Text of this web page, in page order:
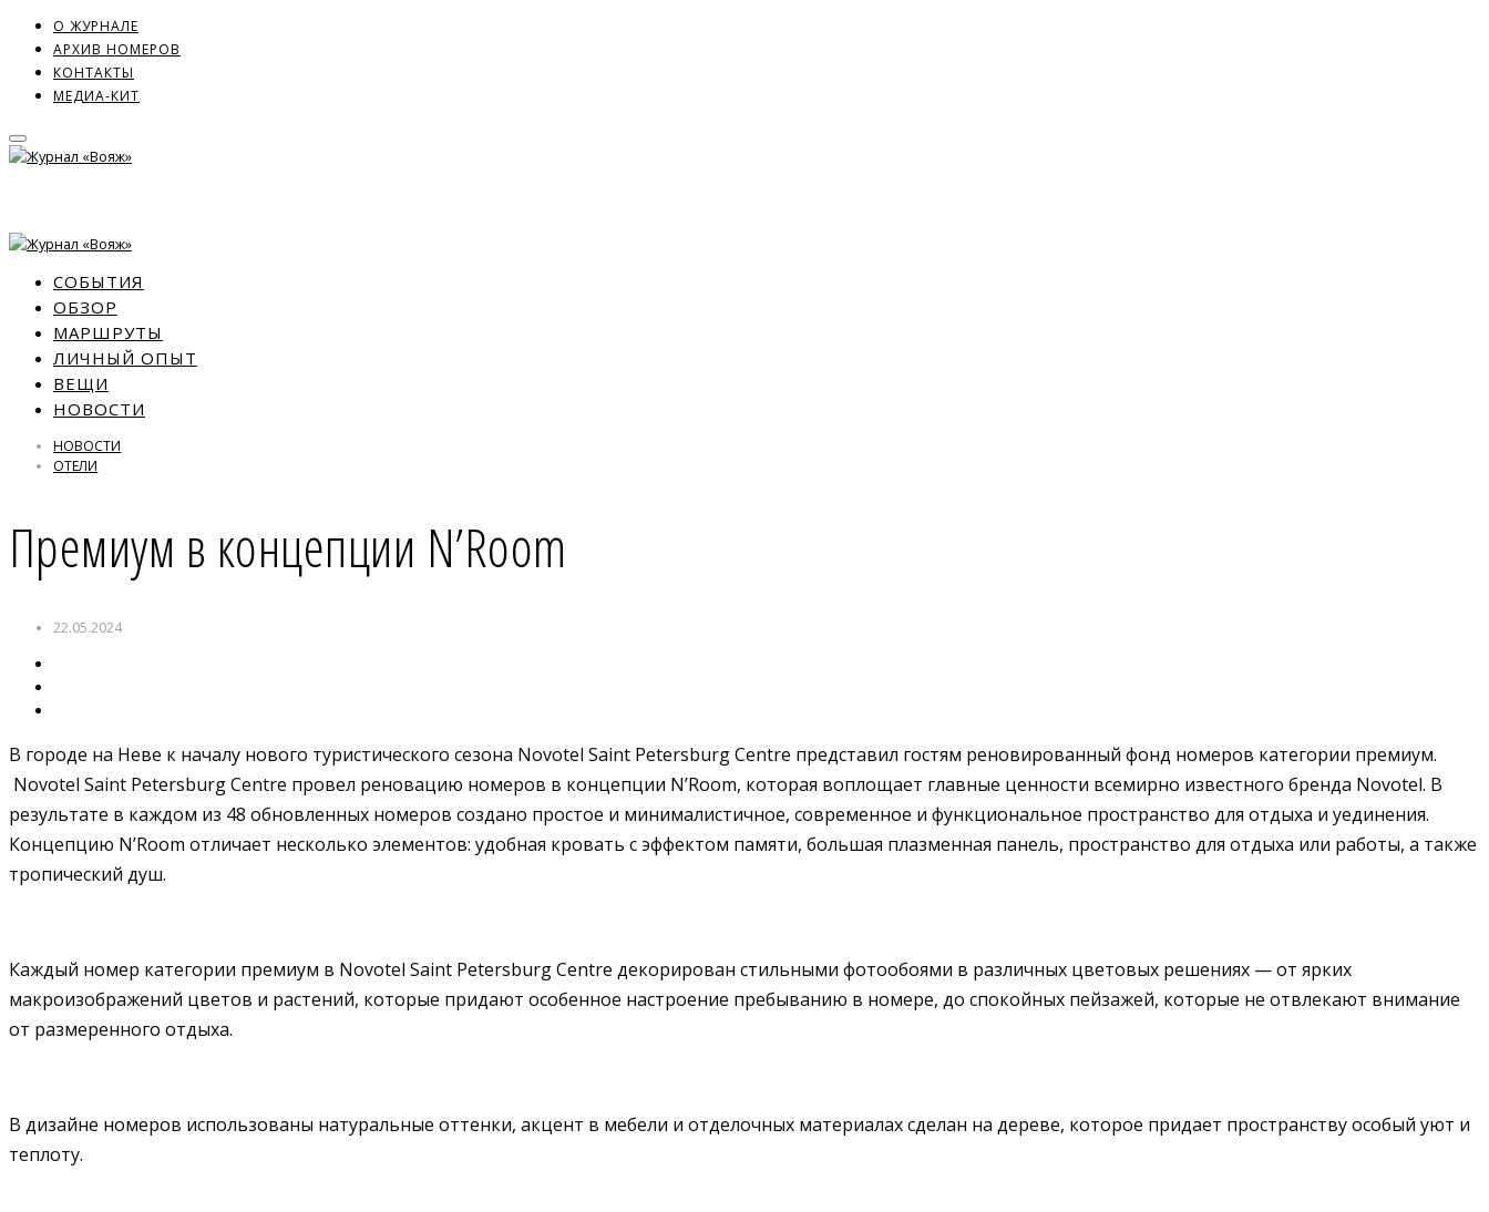
О ЖУРНАЛЕ
АРХИВ НОМЕРОВ
КОНТАКТЫ
МЕДИА-КИТ
СОБЫТИЯ
ОБЗОР
МАРШРУТЫ
ЛИЧНЫЙ ОПЫТ
ВЕЩИ
НОВОСТИ
НОВОСТИ
ОТЕЛИ
Премиум в концепции N’Room
22.05.2024
В городе на Неве к началу нового туристического сезона Novotel Saint Petersburg Centre представил гостям реновированный фонд номеров категории премиум.
Novotel Saint Petersburg Centre провел реновацию номеров в концепции N’Room, которая воплощает главные ценности всемирно известного бренда Novotel. В
результате в каждом из 48 обновленных номеров создано простое и минималистичное, современное и функциональное пространство для отдыха и уединения.
Концепцию N’Room отличает несколько элементов: удобная кровать с эффектом памяти, большая плазменная панель, пространство для отдыха или работы, а также
тропический душ.
Каждый номер категории премиум в Novotel Saint Petersburg Centre декорирован стильными фотообоями в различных цветовых решениях — от ярких
макроизображений цветов и растений, которые придают особенное настроение пребыванию в номере, до спокойных пейзажей, которые не отвлекают внимание
от размеренного отдыха.
В дизайне номеров использованы натуральные оттенки, акцент в мебели и отделочных материалах сделан на дереве, которое придает пространству особый уют и
теплоту.